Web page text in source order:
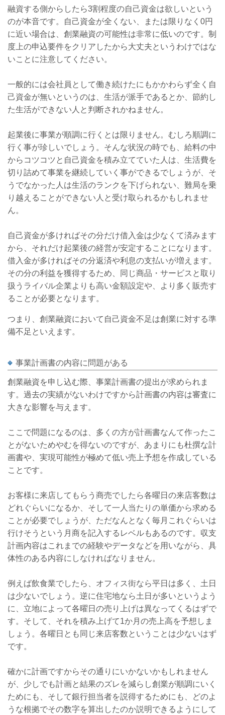
融資する側からしたら3割程度の自己資金は欲しいという
のが本音です。自己資金が全くない、または限りなく 0円
に近い場合は、創業融資の可能性は非常に低いのです。制
度上の申込要件をクリアしたから大丈夫というわけではな
いことに注意してください。
一般的には会社員として働き続けたにもかかわらず全く自
己資金が無いというのは、生活が派手であるとか、節約し
た生活ができない人と判断されかねません。
起業後に事業が順調に行くとは限りません。むしろ順調に
行く事が珍しいでしょう。そんな状況の時でも、給料の中
からコツコツと自己資金を積み立てていた人は、生活費を
切り詰めて事業を継続していく事ができるでしょうが、そ
うでなかった人は生活のランクを下げられない、難局を乗
り越えることができない人と受け取られるかもしれませ
ん。
自己資金が多ければその分だけ借入金は少なくて済みます
から、それだけ起業後の経営が安定することになります。
借入金が多ければその分返済や利息の支払いが増えます。
その分の利益を獲得するため、同じ商品・サービスと取り
扱うライバル企業よりも高い金額設定や、より多く販売す
ることが必要となります。
つまり、創業融資において自己資金不足は創業に対する準
備不足といえます。
事業計画書の内容に問題がある
創業融資を申し込む際、事業計画書の提出が求められま
す。過去の実績がないわけですから計画書の内容は審査に
大きな影響を与えます。
ここで問題になるのは、多くの方が計画書なんて作ったこ
とがないためやむを得ないのですが、あまりにも杜撰な計
画書や、実現可能性が極めて低い売上予想を作成している
ことです。
お客様に来店してもらう商売でしたら各曜日の来店客数は
どれぐらいになるか、そして一人当たりの単価から求める
ことが必要でしょうが、ただなんとなく毎月これぐらいは
行けそうという月商を記入するレベルもあるのです。収支
計画内容はこれまでの経験やデータなどを用いながら、具
体性のある内容にしなければなりません。
例えば飲食業でしたら、オフィス街なら平日は多く、土日
は少ないでしょう。逆に住宅地なら土日が多いというよう
に、立地によって各曜日の売り上げは異なってくるはずで
す。そして、それを積み上げて1か月の売上高を予想しま
しょう。各曜日とも同じ来店客数ということは少ないはず
です。
確かに計画ですからその通りにいかないかもしれません
が、少しでも計画と結果のズレを減らし創業が順調にいく
ためにも、そして銀行担当者を説得するためにも、どのよ
うな根拠でその数字を算出したのか説明できるようにして